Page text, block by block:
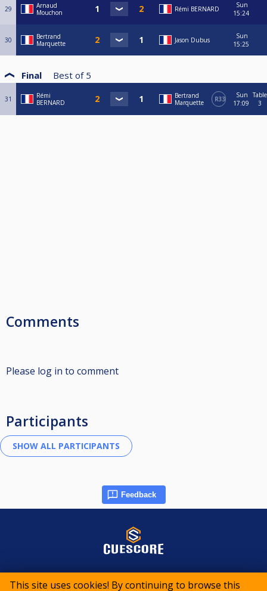
This site uses cookies! By continuing to browse this
29
Arnaud
Mouchon
Rémi BERNARD
Sun
15:24
30
Bertrand
Marquette
Jason Dubus
Sun
15:25
Final Best of 5
31
Rémi
BERNARD
Bertrand
Marquette
R33
Sun
17:09
Table
3
Comments
Please log in to comment
Participants
Feedback
© 2015-2026 CueScore International